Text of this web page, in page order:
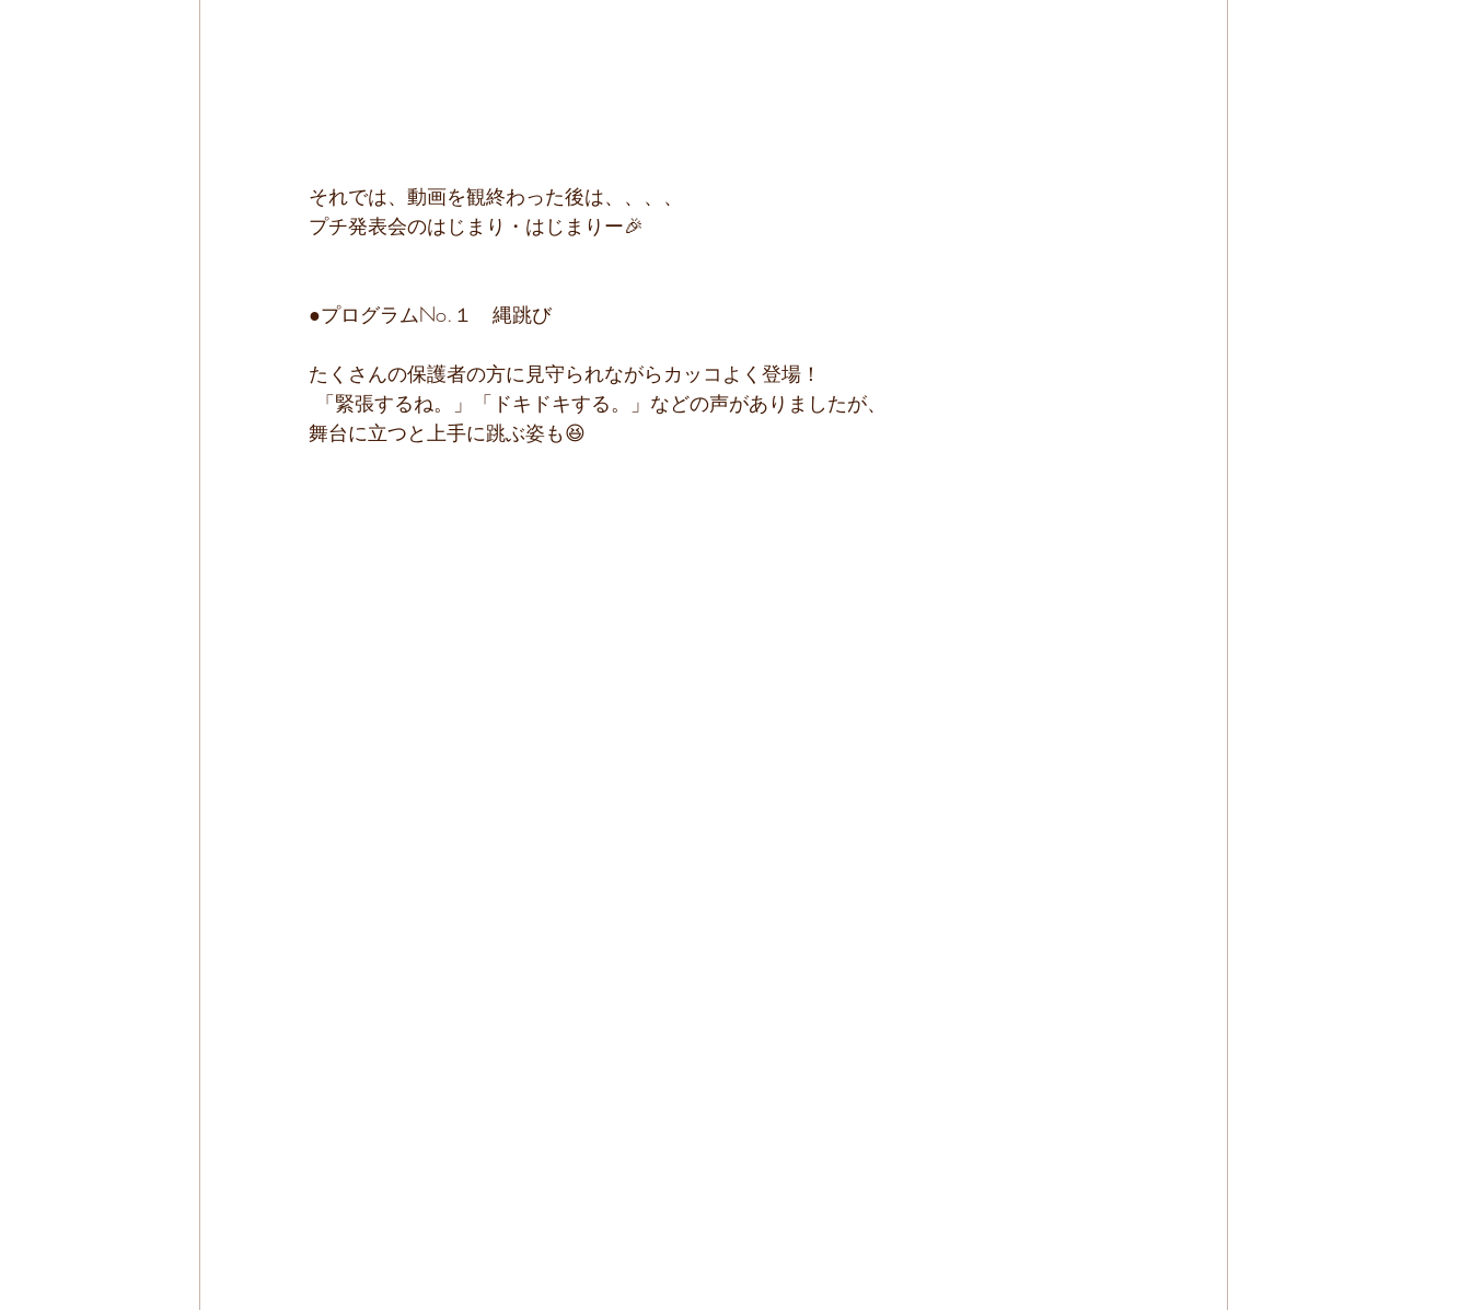
それでは、動画を観終わった後は、、、、
プチ発表会のはじまり・はじまりー🎉
●プログラムNo.１　縄跳び
たくさんの保護者の方に見守られながらカッコよく登場！
「緊張するね。」「ドキドキする。」などの声がありましたが、
舞台に立つと上手に跳ぶ姿も😆